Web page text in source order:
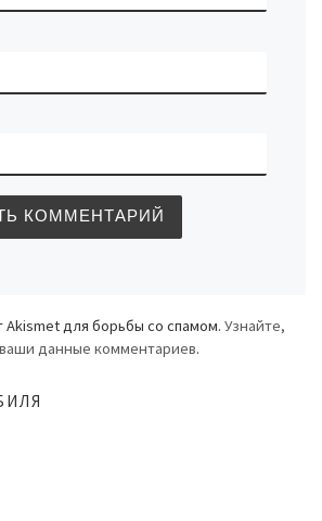
Akismet для борьбы со спамом. Узнайте,
данные комментариев.